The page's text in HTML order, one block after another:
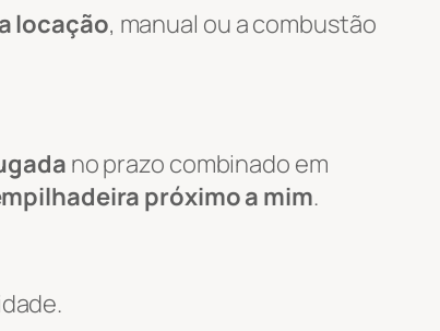
locação, manual ou a combustão
no prazo combinado em
próximo a mim.